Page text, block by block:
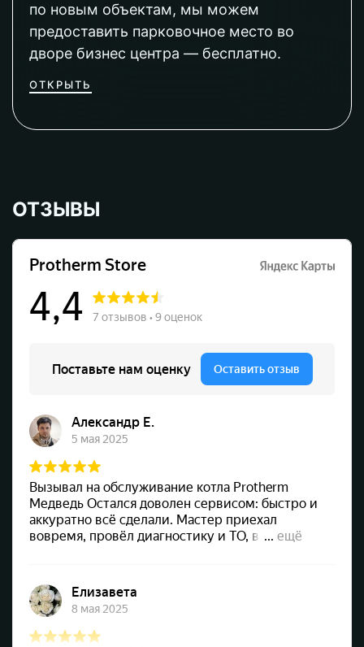
по новым объектам, мы можем
предоставить парковочное место во
дворе бизнес центра — бесплатно.
ОТКРЫТЬ
ОТЗЫВЫ